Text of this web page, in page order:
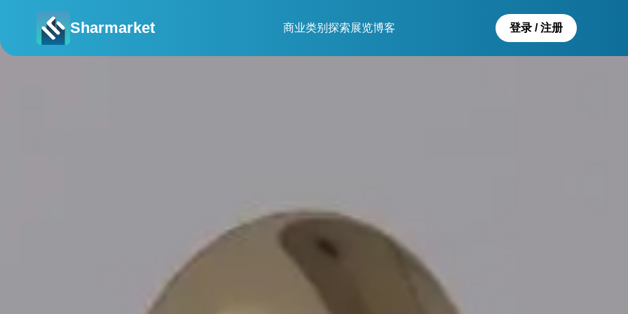
Sharmarket 商业类别 探索展览博客 登录 / 注册